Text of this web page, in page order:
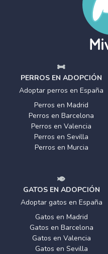
PERROS EN ADOPCIÓN
Adoptar perros en España
Perros en Madrid
Perros en Barcelona
Perros en Valencia
Perros en Sevilla
Perros en Murcia
GATOS EN ADOPCIÓN
Adoptar gatos en España
Gatos en Madrid
Gatos en Barcelona
Gatos en Valencia
Gatos en Sevilla